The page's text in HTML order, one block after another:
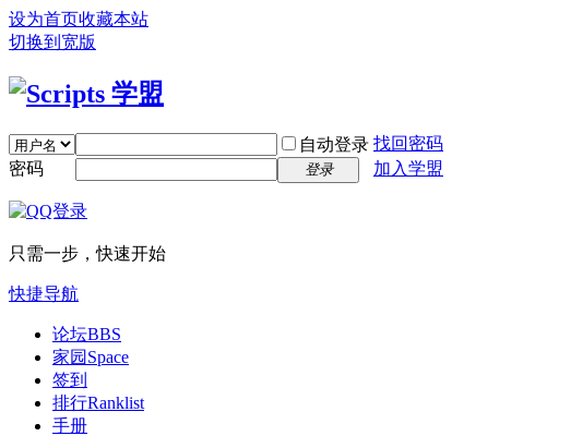
设为首页收藏本站
切换到宽版
自动登录 找回密码
密码
登录 加入学盟
只需一步，快速开始
快捷导航
论坛BBS
家园 Space
签到
排行Ranklist
手册